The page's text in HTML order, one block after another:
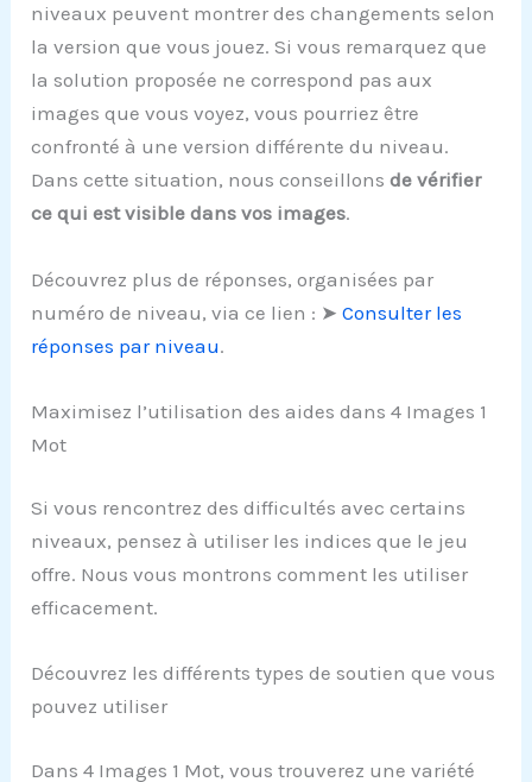
niveaux peuvent montrer des changements selon
la version que vous jouez. Si vous remarquez que
la solution proposée ne correspond pas aux
images que vous voyez, vous pourriez être
confronté à une version différente du niveau.
Dans cette situation, nous conseillonsde vérifier
ce qui est visible dans vos images.
Découvrez plus de réponses, organisées par
numéro de niveau, via ce lien : ➤Consulter les
réponses par niveau.
Maximisez l’utilisation des aides dans 4 Images 1
Mot
Si vous rencontrez des difficultés avec certains
niveaux, pensez à utiliser les indices que le jeu
offre. Nous vous montrons comment les utiliser
efficacement.
Découvrez les différents types de soutien que vous
pouvez utiliser
Dans 4 Images 1 Mot, vous trouverez une variété